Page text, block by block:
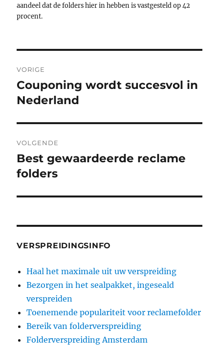
aandeel dat de folders hier in hebben is vastgesteld op 42
procent.
navigatie
VORIGE
Vorig
bericht:
Couponing wordt succesvol in
Nederland
VOLGENDE
Volgend
bericht:
Best gewaardeerde reclame
folders
VERSPREIDINGSINFO
Haal het maximale uit uw verspreiding
Bezorgen in het sealpakket, ingeseald
verspreiden
Toenemende populariteit voor reclamefolder
Bereik van folderverspreiding
Folderverspreiding Amsterdam